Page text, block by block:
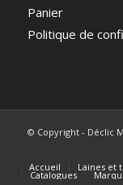
Panier
Politique de
© Copyright - Déclic
Accueil Laines et
Catalogues